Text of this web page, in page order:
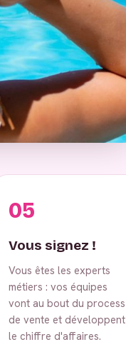
05
Vous signez !
Vous êtes les experts
métiers : vos équipes
vont au bout du process
de vente et développent
le chiffre d'affaires.